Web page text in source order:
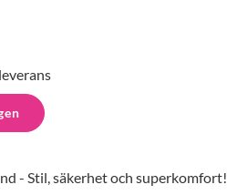
- Stil, säkerhet och superkomfort!